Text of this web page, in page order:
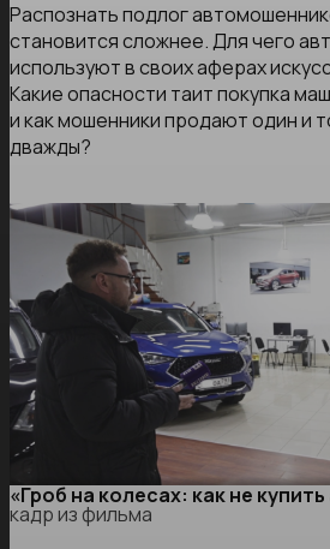
Распознать подлог
становится сложнее. Для чего
используют в своих аферах
Какие опасности таит покупка
и как мошенники продают один и
дважды?
«Гроб на колесах: как не
кадр из фильма